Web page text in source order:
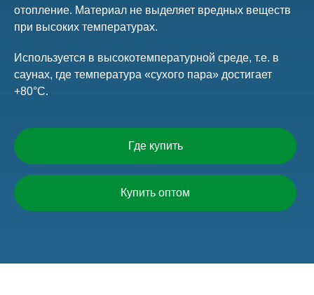
отопление. Материал не выделяет вредных веществ
при высоких температурах.
Используется в высокотемпературной среде, т.е. в
саунах, где температура «сухого пара» достигает
+80°С.
Где купить
Купить оптом